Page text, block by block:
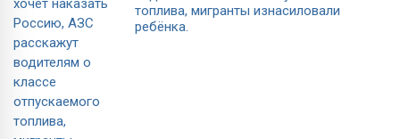
топлива, мигранты изнасиловали
ребёнка.